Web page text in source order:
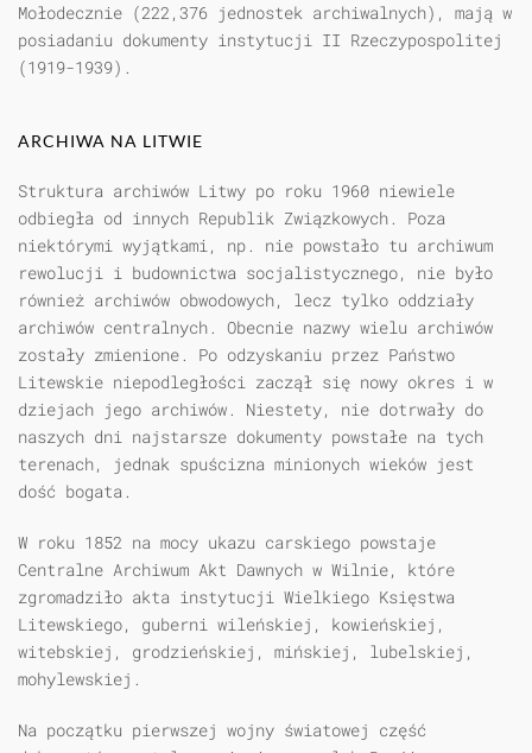
Mołodecznie (222,376 jednostek archiwalnych), mają w
posiadaniu dokumenty instytucji II Rzeczypospolitej
(1919-1939).
ARCHIWA NA LITWIE
Struktura archiwów Litwy po roku 1960 niewiele
odbiegła od innych Republik Związkowych. Poza
niektórymi wyjątkami, np. nie powstało tu archiwum
rewolucji i budownictwa socjalistycznego, nie było
również archiwów obwodowych, lecz tylko oddziały
archiwów centralnych. Obecnie nazwy wielu archiwów
zostały zmienione. Po odzyskaniu przez Państwo
Litewskie niepodległości zaczął się nowy okres i w
dziejach jego archiwów. Niestety, nie dotrwały do
naszych dni najstarsze dokumenty powstałe na tych
terenach, jednak spuścizna minionych wieków jest
dość bogata.
W roku 1852 na mocy ukazu carskiego powstaje
Centralne Archiwum Akt Dawnych w Wilnie, które
zgromadziło akta instytucji Wielkiego Księstwa
Litewskiego, guberni wileńskiej, kowieńskiej,
witebskiej, grodzieńskiej, mińskiej, lubelskiej,
mohylewskiej.
Na początku pierwszej wojny światowej część